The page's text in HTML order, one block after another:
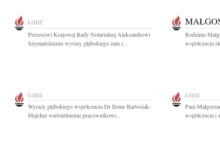
ŁÓDŹ
Prezesowi Krajowej Rady Notarialnej Aleksandrowi
Szymańskiemu wyrazy głębokiego żalu i...
Rodzinie
współczucia
ŁÓDŹ
Wyrazy głębokiego współczucia Dr Ilonie Bartosiak-
Majcher wieloletniemu pracownikowi...
ŁÓDŹ
Pani
współczucia i